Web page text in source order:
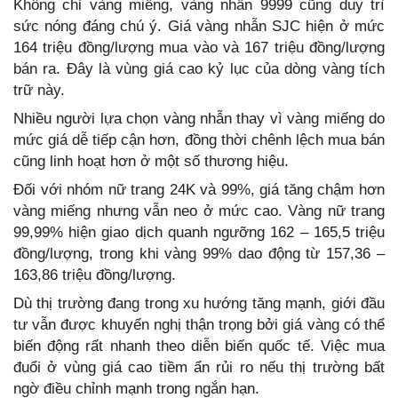
Không chỉ vàng miếng, vàng nhẫn 9999 cũng duy trì
sức nóng đáng chú ý. Giá vàng nhẫn SJC hiện ở mức
164 triệu đồng/lượng mua vào và 167 triệu đồng/lượng
bán ra. Đây là vùng giá cao kỷ lục của dòng vàng tích
trữ này.
Nhiều người lựa chọn vàng nhẫn thay vì vàng miếng do
mức giá dễ tiếp cận hơn, đồng thời chênh lệch mua bán
cũng linh hoạt hơn ở một số thương hiệu.
Đối với nhóm nữ trang 24K và 99%, giá tăng chậm hơn
vàng miếng nhưng vẫn neo ở mức cao. Vàng nữ trang
99,99% hiện giao dịch quanh ngưỡng 162 – 165,5 triệu
đồng/lượng, trong khi vàng 99% dao động từ 157,36 –
163,86 triệu đồng/lượng.
Dù thị trường đang trong xu hướng tăng mạnh, giới đầu
tư vẫn được khuyến nghị thận trọng bởi giá vàng có thể
biến động rất nhanh theo diễn biến quốc tế. Việc mua
đuổi ở vùng giá cao tiềm ẩn rủi ro nếu thị trường bất
ngờ điều chỉnh mạnh trong ngắn hạn.